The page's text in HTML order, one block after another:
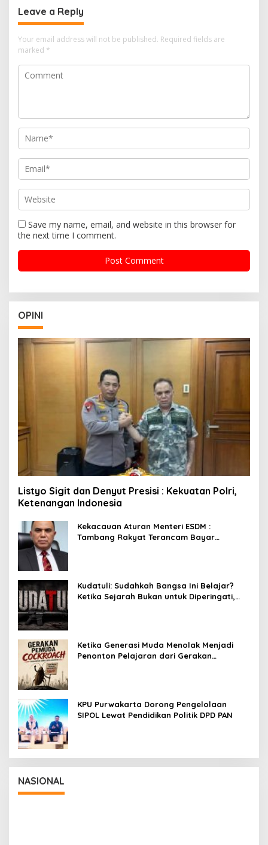
Leave a Reply
Your email address will not be published. Required fields are
marked *
Save my name, email, and website in this browser for
the next time I comment.
OPINI
Listyo Sigit dan Denyut Presisi : Kekuatan Polri,
Ketenangan Indonesia
Kekacauan Aturan Menteri ESDM :
Tambang Rakyat Terancam Bayar
Kudatuli: Sudahkah Bangsa Ini Belajar?
Ketika Sejarah Bukan untuk Diperingati,
Ketika Generasi Muda Menolak Menjadi
Penonton Pelajaran dari Gerakan
KPU Purwakarta Dorong Pengelolaan
SIPOL Lewat Pendidikan Politik DPD PAN
NASIONAL